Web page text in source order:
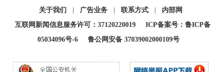
关于我们 | 广告业务 | 联系方式 |
内部网
互联网新闻信息服务许可：37120220019
ICP备案号：鲁ICP备
05034096号-6
鲁公网安备 37039002000109号